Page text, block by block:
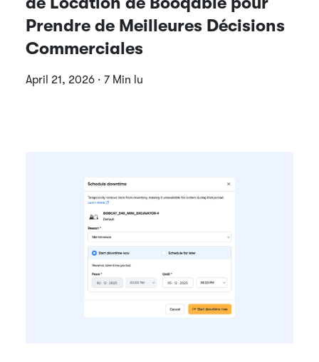
Prendre de Meilleures Décisions
Commerciales
April 21, 2026 · 7 Min lu